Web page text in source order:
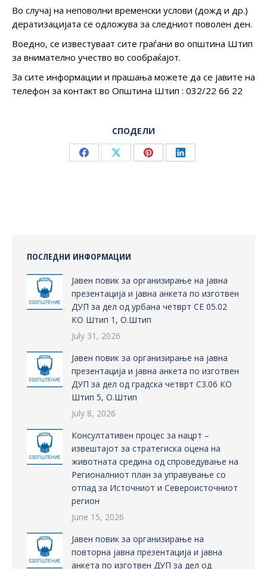
Во случај на неповолни временски услови (дожд и др.)
дератизацијата се одложува за следниот поволен ден.
Воедно, се известуваат сите граѓани во општина Штип
за внимателно учество во сообраќајот.
За сите информации и прашања можете да се јавите на
телефон за контакт во Општина Штип : 032/22 66 22
СПОДЕЛИ
Share Share Share Share
ПОСЛЕДНИ ИНФОРМАЦИИ
Јавен повик за организирање на јавна
презентација и јавна анкета по изготвен
ДУП за дел од урбана четврт СЕ 05.02
КО Штип 1, О.Штип
July 31, 2026
Јавен повик за организирање на јавна
презентација и јавна анкета по изготвен
ДУП за дел од градска четврт С3.06 КО
Штип 5, О.Штип
July 8, 2026
Консултативен процес за нацрт –
извештајот за стратегиска оцена на
животната средина од спроведување на
Регионалниот план за управување со
отпад за Источниот и Североисточниот
регион
June 15, 2026
Јавен повик за организирање на
повторна јавна презентација и јавна
анкета по изготвен ДУП за дел од